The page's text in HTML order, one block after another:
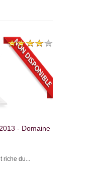
- Domaine
riche du...